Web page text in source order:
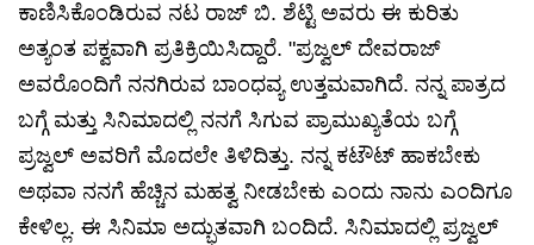
ಕಾಣಿಸಿಕೊಂಡಿರುವ ನಟ ರಾಜ್ ಬಿ. ಶೆಟ್ಟಿ ಅವರು ಈ ಕುರಿತು
ಅತ್ಯಂತ ಪಕ್ವವಾಗಿ ಪ್ರತಿಕ್ರಿಯಿಸಿದ್ದಾರೆ. "ಪ್ರಜ್ವಲ್ ದೇವರಾಜ್
ಅವರೊಂದಿಗೆ ನನಗಿರುವ ಬಾಂಧವ್ಯ ಉತ್ತಮವಾಗಿದೆ. ನನ್ನ ಪಾತ್ರದ
ಬಗ್ಗೆ ಮತ್ತು ಸಿನಿಮಾದಲ್ಲಿ ನನಗೆ ಸಿಗುವ ಪ್ರಾಮುಖ್ಯತೆಯ ಬಗ್ಗೆ
ಪ್ರಜ್ವಲ್ ಅವರಿಗೆ ಮೊದಲೇ ತಿಳಿದಿತ್ತು. ನನ್ನ ಕಟೌಟ್ ಹಾಕಬೇಕು
ಅಥವಾ ನನಗೆ ಹೆಚ್ಚಿನ ಮಹತ್ವ ನೀಡಬೇಕು ಎಂದು ನಾನು ಎಂದಿಗೂ
ಕೇಳಿಲ್ಲ. ಈ ಸಿನಿಮಾ ಅದ್ಭುತವಾಗಿ ಬಂದಿದೆ. ಸಿನಿಮಾದಲ್ಲಿ ಪ್ರಜ್ವಲ್